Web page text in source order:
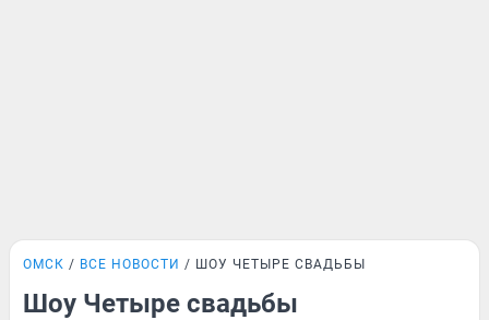
ОМСК ВСЕ НОВОСТИ ШОУ ЧЕТЫРЕ СВАДЬБЫ
Шоу Четыре свадьбы